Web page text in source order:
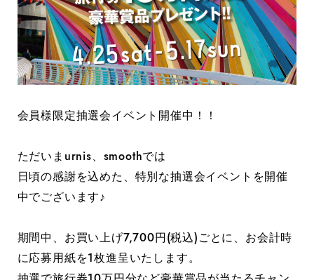
会員様限定抽選会イベント開催中！！
ただいまurnis、smoothでは
日頃の感謝を込めた、特別な抽選会イベントを開催
中でございます♪
期間中、お買い上げ7,700円(税込)ごとに、お会計時
に応募用紙を1枚進呈いたします。